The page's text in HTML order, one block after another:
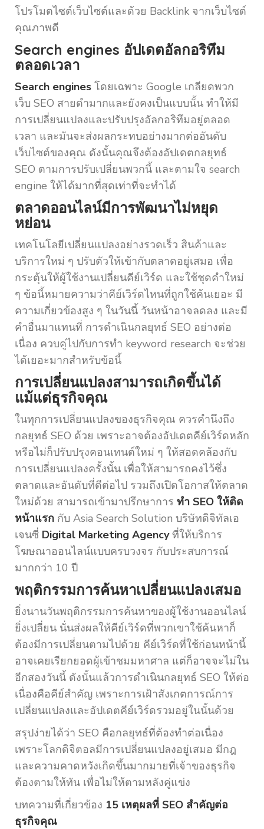
โปรโมตไซต์เว็บไซต์และด้วย Backlink จากเว็บไซต์
คุณภาพดี
Search engines อัปเดตอัลกอริทึม
ตลอดเวลา
Search engines โดยเฉพาะ Google เกลียดพวก
เว็บ SEO สายดำมากและยังคงเป็นแบบนั้น ทำให้มี
การเปลี่ยนแปลงและปรับปรุงอัลกอริทึมอยู่ตลอด
เวลา และมันจะส่งผลกระทบอย่างมากต่ออันดับ
เว็บไซต์ของคุณ ดังนั้นคุณจึงต้องอัปเดตกลยุทธ์
SEO ตามการปรับเปลี่ยนพวกนี้ และตามใจ search
engine ให้ได้มากที่สุดเท่าที่จะทำได้
ตลาดออนไลน์มีการพัฒนาไม่หยุด
หย่อน
เทคโนโลยีเปลี่ยนแปลงอย่างรวดเร็ว สินค้าและ
บริการใหม่ ๆ ปรับตัวให้เข้ากับตลาดอยู่เสมอ เพื่อ
กระตุ้นให้ผู้ใช้งานเปลี่ยนคีย์เวิร์ด และใช้ชุดคำใหม่
ๆ ข้อนี้หมายความว่าคีย์เวิร์ดไหนที่ถูกใช้ค้นเยอะ มี
ความเกี่ยวข้องสูง ๆ ในวันนี้ วันหน้าอาจลดลง และมี
คำอื่นมาแทนที่ การดำเนินกลยุทธ์ SEO อย่างต่อ
เนื่อง ควบคู่ไปกับการทำ keyword research จะช่วย
ได้เยอะมากสำหรับข้อนี้
การเปลี่ยนแปลงสามารถเกิดขึ้นได้
แม้แต่ธุรกิจคุณ
ในทุกการเปลี่ยนแปลงของธุรกิจคุณ ควรคำนึงถึง
กลยุทธ์ SEO ด้วย เพราะอาจต้องอัปเดตคีย์เวิร์ดหลัก
หรือไม่ก็ปรับปรุงคอนเทนต์ใหม่ ๆ ให้สอดคล้องกับ
การเปลี่ยนแปลงครั้งนั้น เพื่อให้สามารถคงไว้ซึ่ง
ตลาดและอันดับที่ดีต่อไป รวมถึงเปิดโอกาสให้ตลาด
ใหม่ด้วย สามารถเข้ามาปรึกษาการ ทำ SEO ให้ติด
หน้าแรก กับ Asia Search Solution บริษัทดิจิทัลเอ
เจนซี่ Digital Marketing Agencyที่ให้บริการ
โฆษณาออนไลน์แบบครบวงจร กับประสบการณ์
มากกว่า 10 ปี
พฤติกรรมการค้นหาเปลี่ยนแปลงเสมอ
ยิ่งนานวันพฤติกรรมการค้นหาของผู้ใช้งานออนไลน์
ยิ่งเปลี่ยน นั่นส่งผลให้คีย์เวิร์ดที่พวกเขาใช้ค้นหาก็
ต้องมีการเปลี่ยนตามไปด้วย คีย์เวิร์ดที่ใช้ก่อนหน้านี้
อาจเคยเรียกยอดผู้เข้าชมมหาศาล แต่ก็อาจจะไม่ใน
อีกสองวันนี้ ดังนั้นแล้วการดำเนินกลยุทธ์ SEO ให้ต่อ
เนื่องคือคีย์สำคัญ เพราะการเฝ้าสังเกตการณ์การ
เปลี่ยนแปลงและอัปเดตคีย์เวิร์ดรวมอยู่ในนั้นด้วย
สรุปง่ายได้ว่า SEO คือกลยุทธ์ที่ต้องทำต่อเนื่อง
เพราะโลกดิจิตอลมีการเปลี่ยนแปลงอยู่เสมอ มีกฎ
และความคาดหวังเกิดขึ้นมากมายที่เจ้าของธุรกิจ
ต้องตามให้ทัน เพื่อไม่ให้ตามหลังคู่แข่ง
บทความที่เกี่ยวข้อง 15 เหตุผลที่ SEO สำคัญต่อ
ธุรกิจคุณ